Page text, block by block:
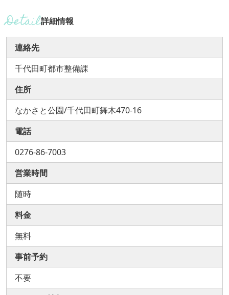
詳細情報
連絡先
千代田町都市整備課
住所
なかさと公園/千代田町舞木470-16
電話
0276-86-7003
営業時間
随時
料金
無料
事前予約
不要